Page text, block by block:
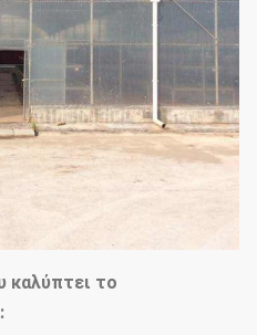
καλύπτει το